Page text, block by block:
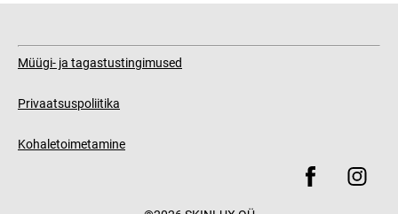
Müügi- ja tagastustingimused
Privaatsuspoliitika
Kohaletoimetamine